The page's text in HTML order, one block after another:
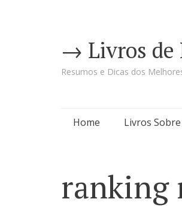
→ Livros de
Resumos e Dicas dos
Pular
conteúdo
Home Livros
ranking